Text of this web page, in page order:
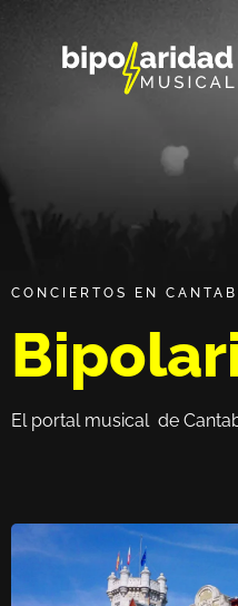
CONCIERTOS EN
El portal musical de